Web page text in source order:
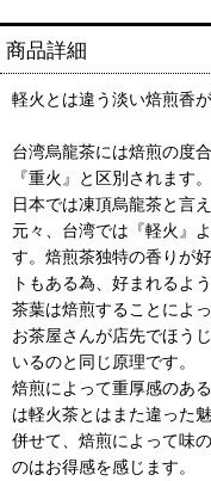
商品詳細
軽火とは違う淡い焙煎香が
台湾烏龍茶には焙煎の度
『重火』と区別されます。
日本では凍頂烏龍茶と言
元々、台湾では『軽火』
す。焙煎茶独特の香りが
トもある為、好まれるよう
茶葉は焙煎することによ
お茶屋さんが店先でほう
いるのと同じ原理です。
焙煎によって重厚感のあ
は軽火茶とはまた違った
併せて、焙煎によって味
のはお得感を感じます。